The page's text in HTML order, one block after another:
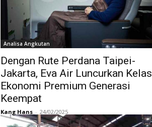
Analisa Angkutan
Dengan Rute Perdana Taipei-
Jakarta, Eva Air Luncurkan Kelas
Ekonomi Premium Generasi
Keempat
Kang Hans - 24/02/2025